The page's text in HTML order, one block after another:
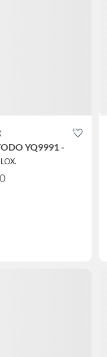
YQ9991 -